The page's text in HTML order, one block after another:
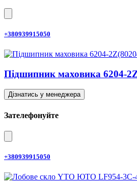
+380939915050
Підшипник маховика 6204-
Дізнатись у менеджера
Зателефонуйте
+380939915050